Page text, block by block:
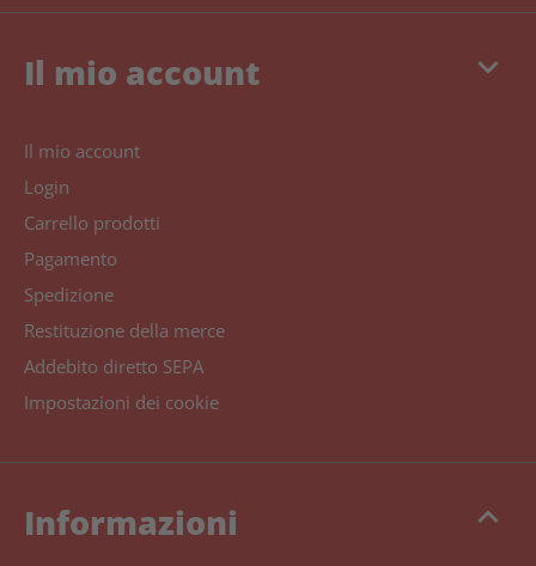
keyboard_arrow_down
Il mio account
Il mio account
Login
Carrello prodotti
Pagamento
Spedizione
Restituzione della merce
Addebito diretto SEPA
Impostazioni dei cookie
keyboard_arrow_up
Informazioni